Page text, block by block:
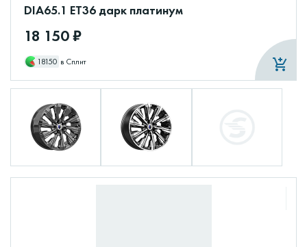
DIA65.1 ET36 дарк платинум
18 150 ₽
18150 в Сплит